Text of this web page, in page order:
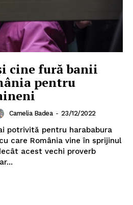
proiect
cine fură banii
pentru
Camelia Badea - 23/12/2022
potrivită pentru harababura
care România vine în sprijinul
acest vechi proverb